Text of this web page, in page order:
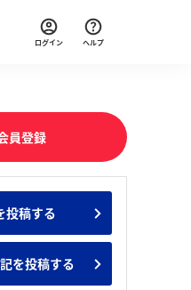
のインターン人気企業ランキ
イベント一覧
ログイン ヘルプ
員登録
投稿する
を投稿する